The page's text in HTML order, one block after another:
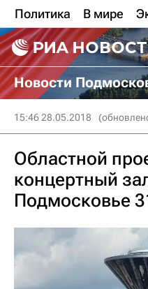
Политика В мире
Новости
15:46 28.05.2018
Областной
концертный
Подмосковье